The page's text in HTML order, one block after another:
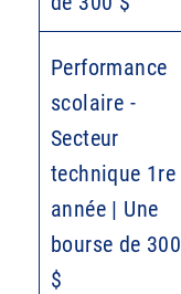
Performance
scolaire -
Secteur
technique 1re
année | Une
bourse de 300
$